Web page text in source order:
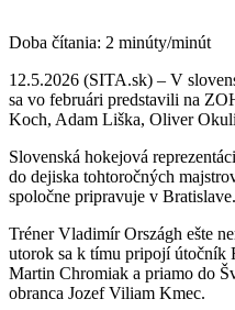
Doba čítania: 2 minúty/minút
12.5.2026 (SITA.sk) – V
sa vo februári predstavili na
Koch, Adam Liška, Oliver
Slovenská hokejová
do dejiska tohtoročných
spoločne pripravuje v Bratislave.
Tréner Vladimír Országh ešte
utorok sa k tímu pripojí útočník
Martin Chromiak a priamo do
obranca Jozef Viliam Kmec.